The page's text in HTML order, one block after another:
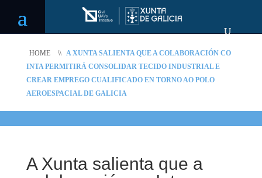
HOME \\
A XUNTA SALIENTA QUE A COLABORACIÓN CO
INTA PERMITIRÁ CONSOLIDAR TECIDO INDUSTRIAL E
CREAR EMPREGO CUALIFICADO EN TORNO AO POLO
AEROESPACIAL DE GALICIA
A Xunta salienta que a